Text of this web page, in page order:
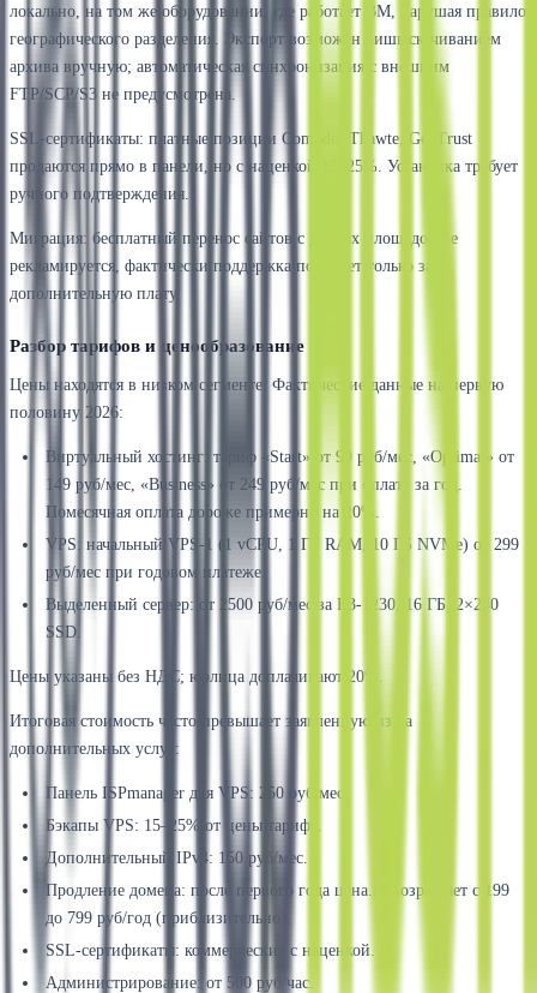
локально, на том же оборудовании, где работает ВМ, нарушая правило
географического разделения. Экспорт возможен лишь скачиванием
архива вручную; автоматическая синхронизация с внешним
FTP/SCP/S3 не предусмотрена.
SSL-сертификаты: платные позиции Comodo, Thawte, GeoTrust
продаются прямо в панели, но с наценкой 15–25%. Установка требует
ручного подтверждения.
Миграция: бесплатный перенос сайтов с других площадок не
рекламируется, фактически поддержка помогает только за
дополнительную плату.
Разбор тарифов и ценообразование
Цены находятся в низком сегменте. Фактические данные на первую
половину 2026:
Виртуальный хостинг: тариф «Start» от 99 руб/мес, «Optimal» от
149 руб/мес, «Business» от 249 руб/мес при оплате за год.
Помесячная оплата дороже примерно на 20%.
VPS: начальный VPS-1 (1 vCPU, 1 ГБ RAM, 10 ГБ NVMe) от 299
руб/мес при годовом платеже.
Выделенный сервер: от 2500 руб/мес за E3-1230, 16 ГБ, 2×240
SSD.
Цены указаны без НДС; юрлица доплачивают 20%.
Итоговая стоимость часто превышает заявленную из-за
дополнительных услуг:
Панель ISPmanager для VPS: 250 руб/мес.
Бэкапы VPS: 15–25% от цены тарифа.
Дополнительный IPv4: 150 руб/мес.
Продление домена: после первого года цена.ru возрастает с 199
до 799 руб/год (приблизительно).
SSL-сертификаты: коммерческие с наценкой.
Администрирование: от 500 руб/час.